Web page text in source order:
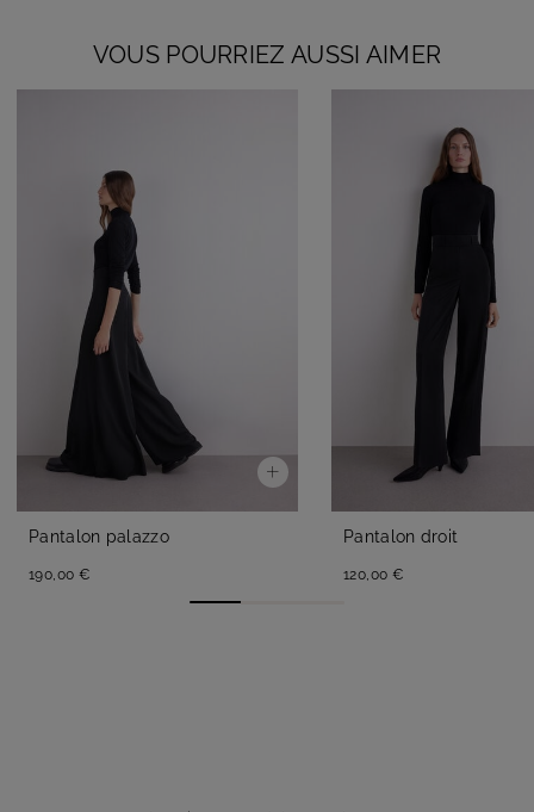
VOUS POURRIEZ AUSSI AIMER
Pantalon palazzo
190,00 €
Pantalon droit
120,00 €